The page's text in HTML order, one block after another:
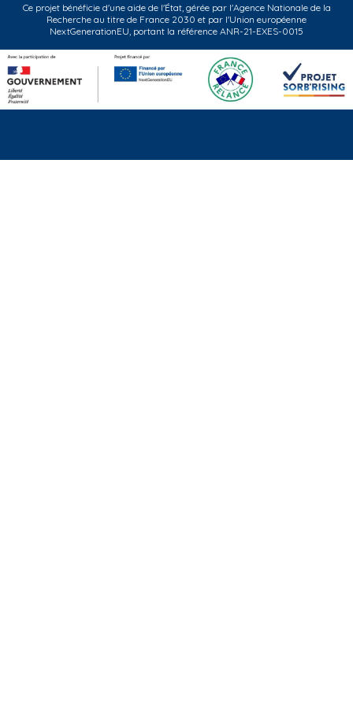
Ce projet bénéficie d'une aide de l'État, gérée par l'Agence Nationale de la
Recherche au titre de France 2030 et par l'Union européenne
NextGenerationEU, portant la référence ANR-21-EXES-0015